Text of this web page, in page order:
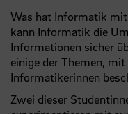
Was hat Informatik
kann Informatik die
Informationen sicher
einige der Themen,
Informatikerinnen
Zwei dieser